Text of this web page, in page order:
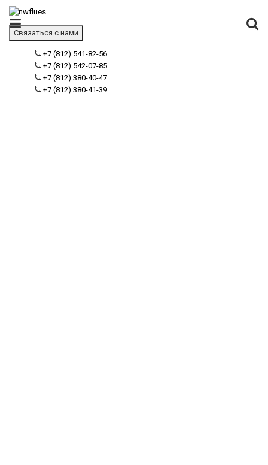
Связаться с нами
+7 (812) 541-82-56
+7 (812) 542-07-85
+7 (812) 380-40-47
+7 (812) 380-41-39